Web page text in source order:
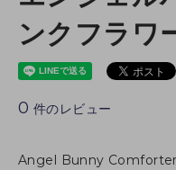
ンクフラワ
0 件のレビュー
Angel Bunny